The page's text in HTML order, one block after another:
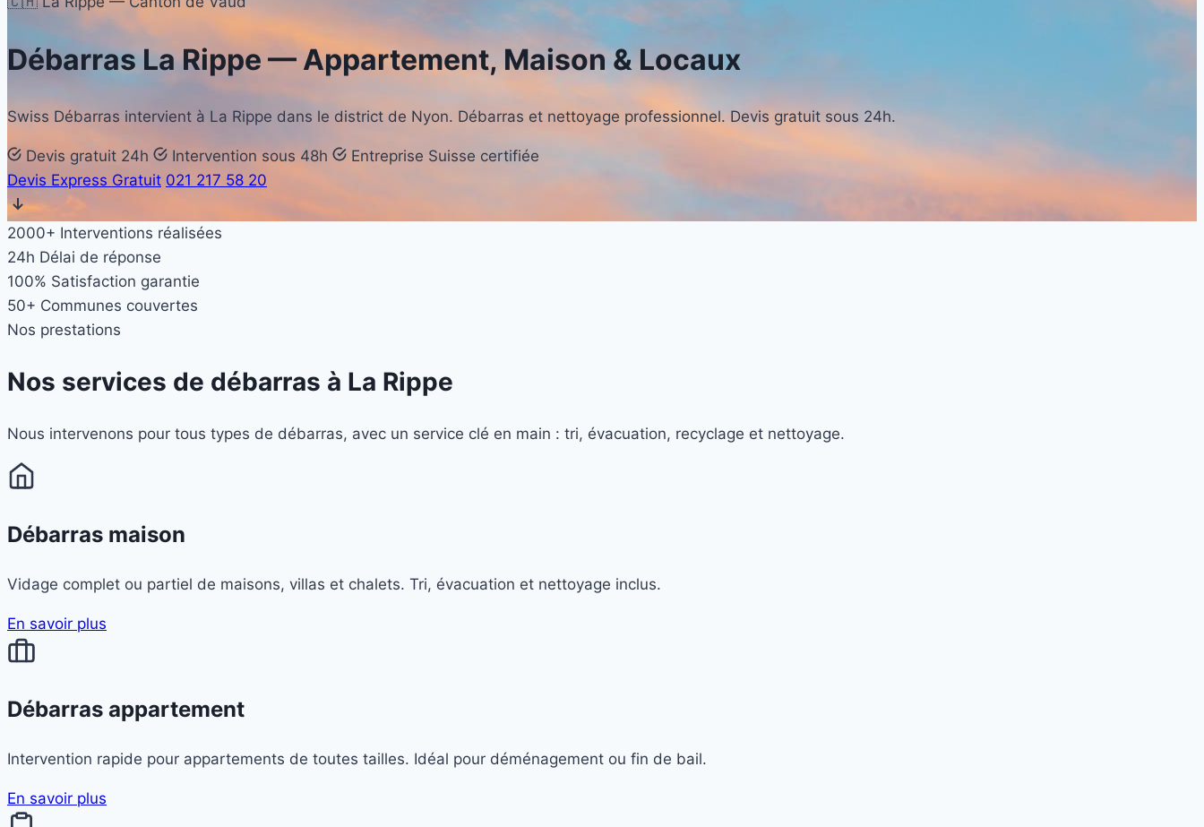
DébarrasLa Rippe — Appartement, Maison & Locaux
Swiss Débarras intervient à La Rippe dans le district de Nyon. Débarras et nettoyage professionnel. Devis gratuit sous 24h.
Devis gratuit 24h Intervention sous 48h
Entreprise Suisse certifiée
Devis Express Gratuit 021 217 58 20
2000+ Interventions réalisées
24h Délai de réponse
100% Satisfaction garantie
50+ Communes couvertes
Nos prestations
Nos services de débarras à La Rippe
Nous intervenons pour tous types de débarras, avec un service clé en main : tri, évacuation, recyclage et nettoyage.
Débarras maison
Vidage complet ou partiel de maisons, villas et chalets. Tri, évacuation et nettoyage inclus.
En savoir plus
Débarras appartement
Intervention rapide pour appartements de toutes tailles. Idéal pour déménagement ou fin de bail.
En savoir plus